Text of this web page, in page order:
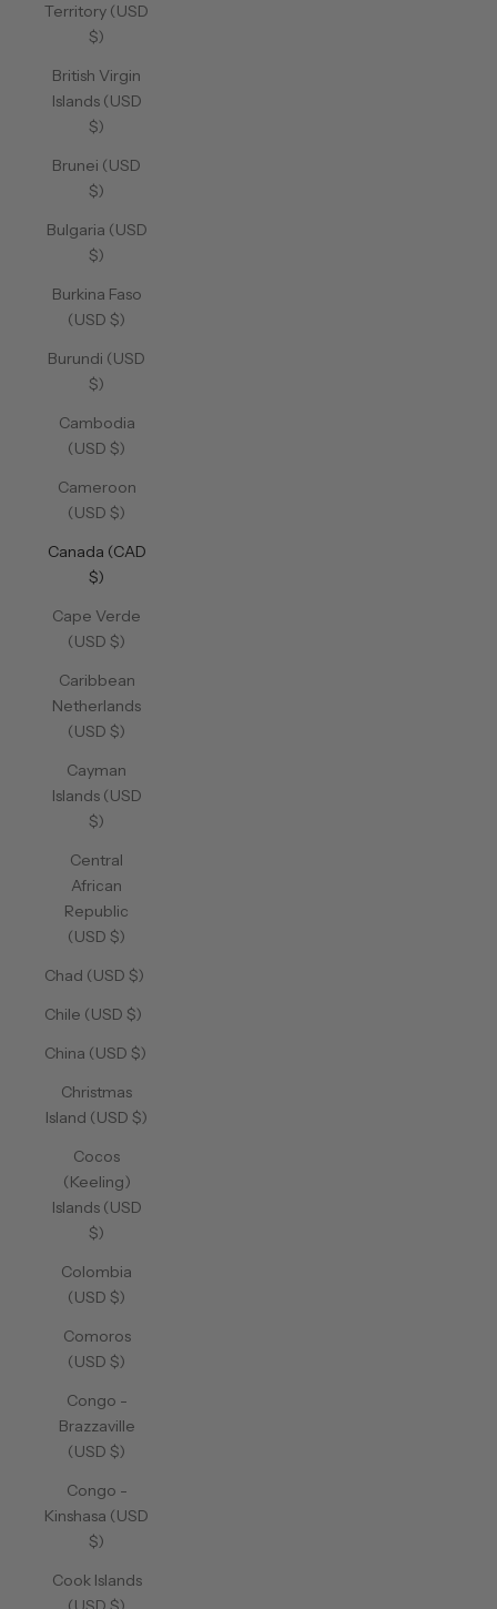
Territory (USD
$)
British Virgin
Islands (USD
$)
Brunei (USD
$)
Bulgaria (USD
$)
Burkina Faso
(USD $)
Burundi (USD
$)
Cambodia
(USD $)
Cameroon
(USD $)
Canada (CAD
$)
Cape Verde
(USD $)
Caribbean
Netherlands
(USD $)
Cayman
Islands (USD
$)
Central
African
Republic
(USD $)
Chad (USD $)
Chile (USD $)
China (USD $)
Christmas
Island (USD $)
Cocos
(Keeling)
Islands (USD
$)
Colombia
(USD $)
Comoros
(USD $)
Congo -
Brazzaville
(USD $)
Congo -
Kinshasa (USD
$)
Cook Islands